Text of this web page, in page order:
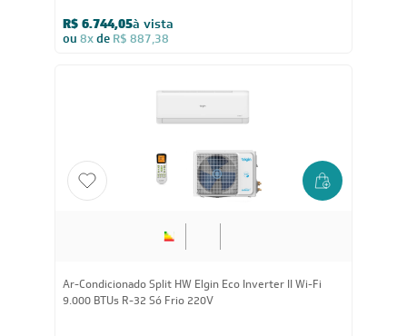
R$ 6.744,05à vista
ou 8xde R$ 887,38
Ar-Condicionado Split HW Elgin Eco Inverter II Wi-Fi
9.000 BTUs R-32 Só Frio 220V